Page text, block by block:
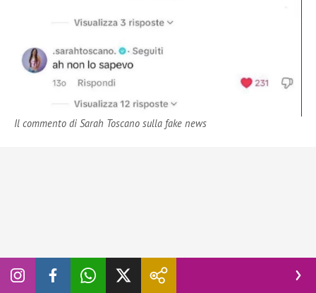
Il commento di Sarah Toscano sulla fake news